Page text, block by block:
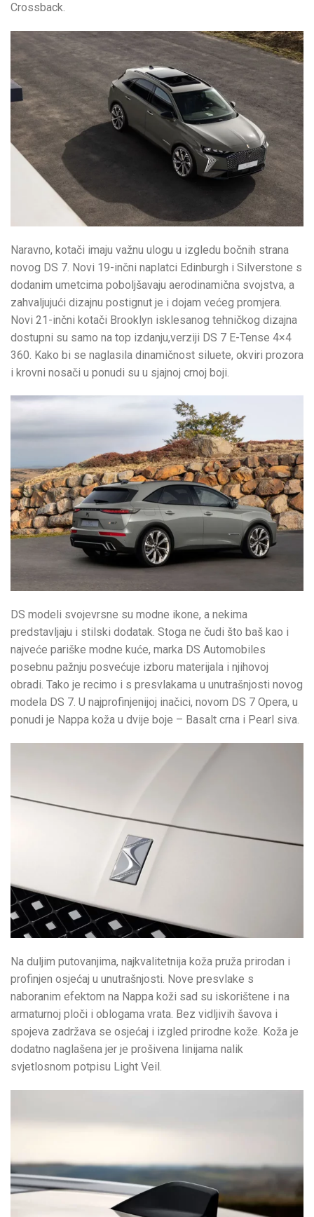
Crossback.
Naravno, kotači imaju važnu ulogu u izgledu bočnih strana
novog DS 7. Novi 19-inčni naplatci Edinburgh i Silverstone s
dodanim umetcima poboljšavaju aerodinamična svojstva, a
zahvaljujući dizajnu postignut je i dojam većeg promjera.
Novi 21-inčni kotači Brooklyn isklesanog tehničkog dizajna
dostupni su samo na top izdanju,verziji DS 7 E-Tense 4×4
360. Kako bi se naglasila dinamičnost siluete, okviri prozora
i krovni nosači u ponudi su u sjajnoj crnoj boji.
DS modeli svojevrsne su modne ikone, a nekima
predstavljaju i stilski dodatak. Stoga ne čudi što baš kao i
najveće pariške modne kuće, marka DS Automobiles
posebnu pažnju posvećuje izboru materijala i njihovoj
obradi. Tako je recimo i s presvlakama u unutrašnjosti novog
modela DS 7. U najprofinjenijoj inačici, novom DS 7 Opera, u
ponudi je Nappa koža u dvije boje – Basalt crna i Pearl siva.
Na duljim putovanjima, najkvalitetnija koža pruža prirodan i
profinjen osjećaj u unutrašnjosti. Nove presvlake s
naboranim efektom na Nappa koži sad su iskorištene i na
armaturnoj ploči i oblogama vrata. Bez vidljivih šavova i
spojeva zadržava se osjećaj i izgled prirodne kože. Koža je
dodatno naglašena jer je prošivena linijama nalik
svjetlosnom potpisu Light Veil.